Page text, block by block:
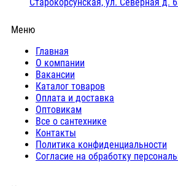
Меню
Главная
О компании
Вакансии
Каталог товаров
Оплата и доставка
Оптовикам
Все о сантехнике
Контакты
Политика конфиденциальности
Согласие на обработку